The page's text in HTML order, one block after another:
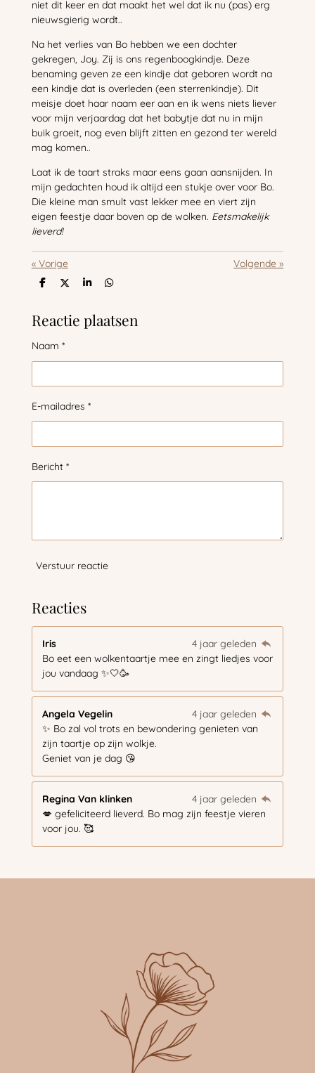
niet dit keer en dat maakt het wel dat ik nu (pas) erg
nieuwsgierig wordt..
Na het verlies van Bo hebben we een dochter
gekregen, Joy. Zij is ons regenboogkindje. Deze
benaming geven ze een kindje dat geboren wordt na
een kindje dat is overleden (een sterrenkindje). Dit
meisje doet haar naam eer aan en ik wens niets liever
voor mijn verjaardag dat het babytje dat nu in mijn
buik groeit, nog even blijft zitten en gezond ter wereld
mag komen..
Laat ik de taart straks maar eens gaan aansnijden. In
mijn gedachten houd ik altijd een stukje over voor Bo.
Die kleine man smult vast lekker mee en viert zijn
eigen feestje daar boven op de wolken. Eetsmakelijk
lieverd!
« Vorige Volgende »
D
n
D
l
S
e
D
e
n
Reactie plaatsen
Naam *
E-mailadres *
Bericht *
Verstuur reactie
Reacties
Iris
4 jaar geleden
Bo eet een wolkentaartje mee en zingt liedjes voor
jou vandaag ✨🤍🥳
Angela Vegelin
4 jaar geleden
✨ Bo zal vol trots en bewondering genieten van
zijn taartje op zijn wolkje.
Geniet van je dag 😘
Regina Van klinken
4 jaar geleden
💋 gefeliciteerd lieverd. Bo mag zijn feestje vieren
voor jou. 🥰